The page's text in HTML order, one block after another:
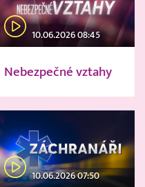
10.06.2026 08:45
Nebezpečné vztahy
10.06.2026 07:50